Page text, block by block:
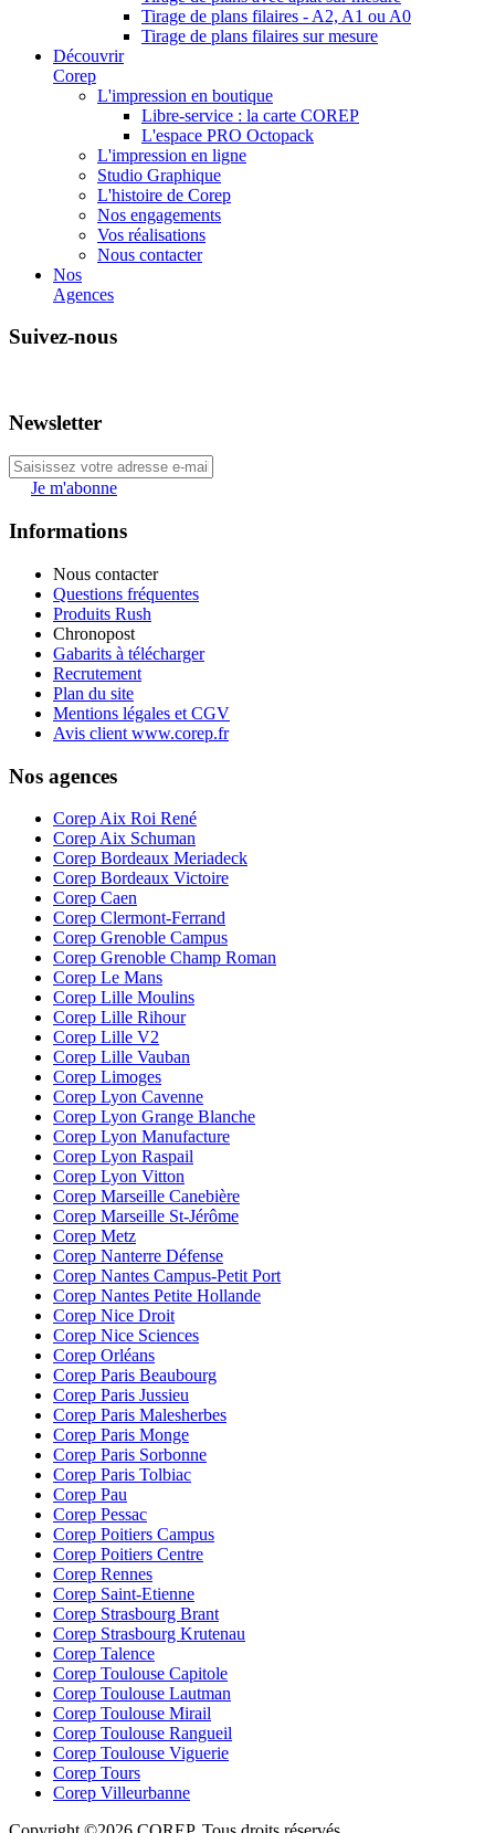
Tirage de plans filaires - A2, A1 ou A0
Tirage de plans filaires sur mesure
Découvrir
Corep
L'impression en boutique
Libre-service : la carte COREP
L'espace PRO Octopack
L'impression en ligne
Studio Graphique
L'histoire de Corep
Nos engagements
Vos réalisations
Nous contacter
Nos
Agences
Suivez-nous
Newsletter
Je m'abonne
Informations
Nous contacter
Questions fréquentes
Produits Rush
Chronopost
Gabarits à télécharger
Recrutement
Plan du site
Mentions légales et CGV
Avis client www.corep.fr
Nos agences
Corep Aix Roi René
Corep Aix Schuman
Corep Bordeaux Meriadeck
Corep Bordeaux Victoire
Corep Caen
Corep Clermont-Ferrand
Corep Grenoble Campus
Corep Grenoble Champ Roman
Corep Le Mans
Corep Lille Moulins
Corep Lille Rihour
Corep Lille V2
Corep Lille Vauban
Corep Limoges
Corep Lyon Cavenne
Corep Lyon Grange Blanche
Corep Lyon Manufacture
Corep Lyon Raspail
Corep Lyon Vitton
Corep Marseille Canebière
Corep Marseille St-Jérôme
Corep Metz
Corep Nanterre Défense
Corep Nantes Campus-Petit Port
Corep Nantes Petite Hollande
Corep Nice Droit
Corep Nice Sciences
Corep Orléans
Corep Paris Beaubourg
Corep Paris Jussieu
Corep Paris Malesherbes
Corep Paris Monge
Corep Paris Sorbonne
Corep Paris Tolbiac
Corep Pau
Corep Pessac
Corep Poitiers Campus
Corep Poitiers Centre
Corep Rennes
Corep Saint-Etienne
Corep Strasbourg Brant
Corep Strasbourg Krutenau
Corep Talence
Corep Toulouse Capitole
Corep Toulouse Lautman
Corep Toulouse Mirail
Corep Toulouse Rangueil
Corep Toulouse Viguerie
Corep Tours
Corep Villeurbanne